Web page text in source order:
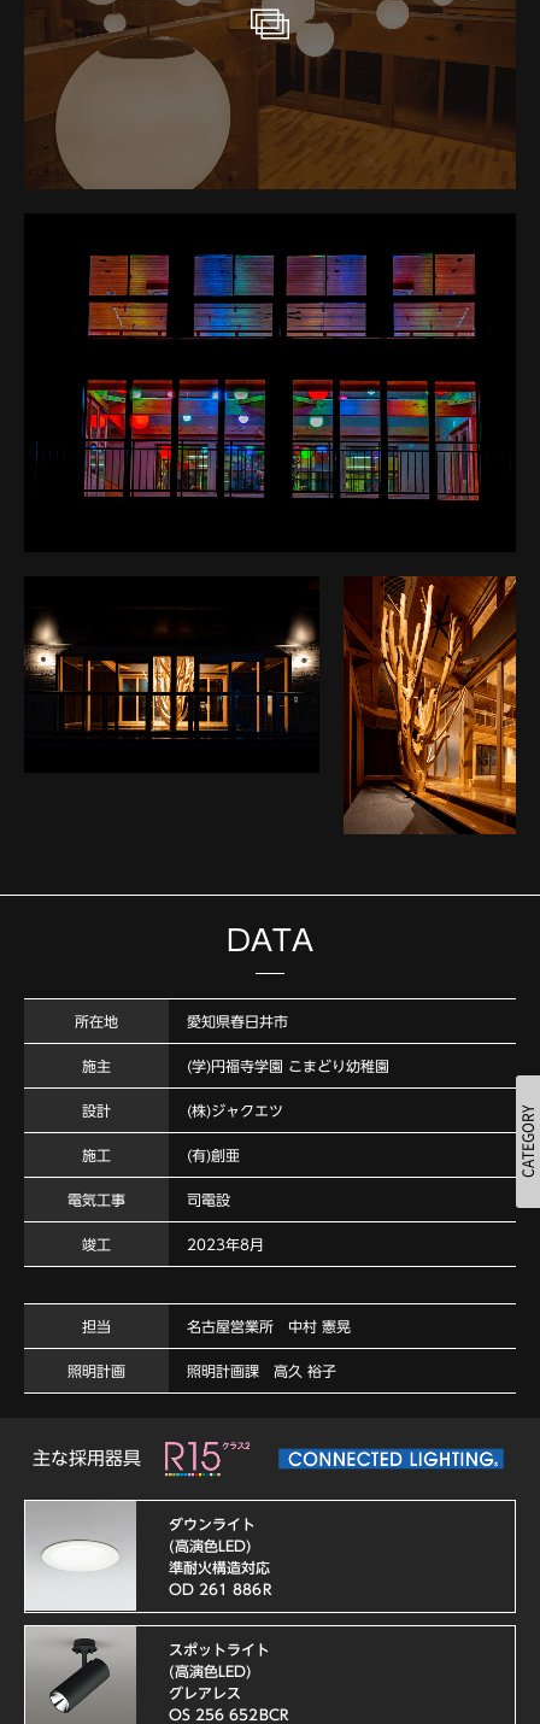
DATA
所在地 愛知県春日井市
施主 (学)円福寺学園 こまどり幼稚園
設計 (株)ジャクエツ
施工 (有)創亜
電気工事 司電設
竣工 2023年8月
担当 名古屋営業所 中村 憲晃
照明計画 照明計画課 高久 裕子
主な採用器具
ダウンライト
(高演色LED)
準耐火構造対応
OD 261 886R
スポットライト
(高演色LED)
グレアレス
OS 256 652BCR